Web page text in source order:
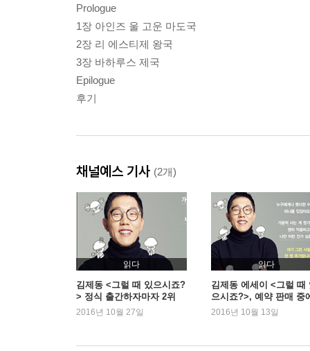
Prologue
1장 아인즈 울 고운 마도국
2장 리 에스티제 왕국
3장 바하루스 제국
Epilogue
후기
채널예스 기사 (2개)
읽다
김제동 <그럴 때 있으시죠?
> 정식 출간하자마자 2위
2016년 10월 27일
읽다
김제동 에세이 <그럴 때
으시죠?>, 예약 판매 중
위 기록
2016년 10월 13일